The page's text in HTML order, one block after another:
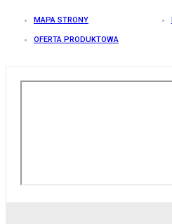
MAPA STRONY
OFERTA PRODUKTOWA